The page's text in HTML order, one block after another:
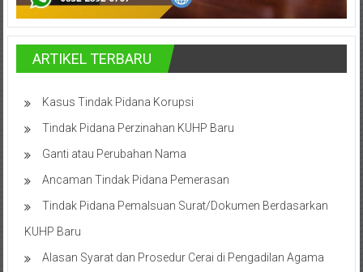
Kendari,
Riau,
Pekanbaru,
Bengkulu,
Mukomuko,
Gunung
Kidul,
Kulon
ARTIKEL TERBARU
Kasus Tindak Pidana Korupsi
Tindak Pidana Perzinahan KUHP Baru
Ganti atau Perubahan Nama
Ancaman Tindak Pidana Pemerasan
Tindak Pidana Pemalsuan Surat/Dokumen Berdasarkan
KUHP Baru
Alasan Syarat dan Prosedur Cerai di Pengadilan Agama